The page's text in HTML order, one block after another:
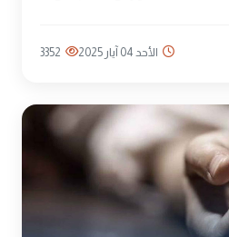
الأحد 04 آيار 2025 3352